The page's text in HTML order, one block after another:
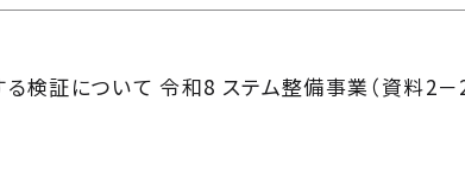
証について 令和8 ステム整備事業（資料2